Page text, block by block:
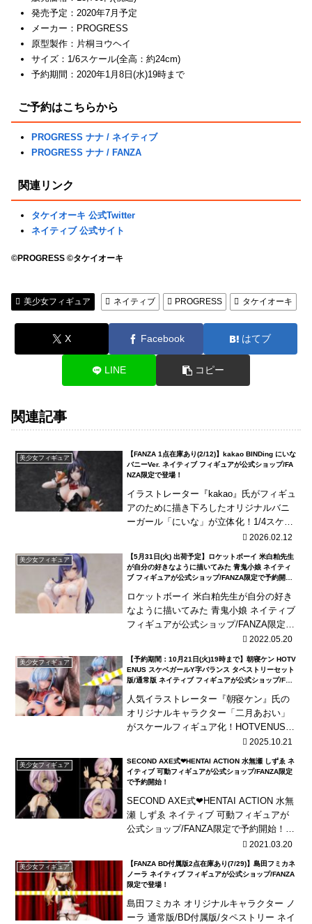
発売予定：2020年7月予定
メーカー：PROGRESS
原型製作：片桐ヨウヘイ
サイズ：1/6スケール(全高：約24cm)
予約期間：2020年1月8日(水)19時まで
ご予約はこちらから
PROGRESS ナナ / ネイティブ
PROGRESS ナナ / FANZA
関連リンク
タケイオーキ 公式Twitter
ネイティブ 公式サイト
©PROGRESS ©タケイオーキ
美少女フィギュア ネイティブ PROGRESS タケイオーキ
X Facebook はてブ
LINE コピー
関連記事
美少女フィギュア
【FANZA 1点在庫あり(2/12)】kakao BINDing にいな
バニーVer. ネイティブ フィギュアが公式ショップ/FA
NZA限定で登場！
イラストレーター『kakao』氏がフィギュ
アのために描き下ろしたオリジナルバニ
ーガール「にいな」が立体化！1/4スケー
ルのビッグサイズに布製網タイツを使
2026.02.12
美少女フィギュア
【5月31日(火) 出荷予定】ロケットボーイ 米白粕先生
が自分の好きなように描いてみた 青鬼小娘 ネイティ
ブ フィギュアが公式ショップ/FANZA限定で予約開
ロケットボーイ 米白粕先生が自分の好き
なように描いてみた 青鬼小娘 ネイティブ
フィギュアが公式ショップ/FANZA限定で
予約開始！ブラジャーはキャストオフ＋
いだパ...
2022.05.20
美少女フィギュア
【予約期間：10月21日(火)19時まで】朝寝ケン HOTV
ENUS スケベガールY字バランス タペストリーセット
版/通常版 ネイティブ フィギュアが公式ショップ/FAN
人気イラストレーター『朝寝ケン』氏の
オリジナルキャラクター「二月あおい」
がスケールフィギュア化！HOTVENUS史
上最多の差分パーツが付属する豪華仕
2025.10.21
美少女フィギュア
SECOND AXE式❤HENTAI ACTION 水無瀬 しずゑ ネ
イティブ 可動フィギュアが公式ショップ/FANZA限定
で予約開始！
SECOND AXE式❤HENTAI ACTION 水無
瀬 しずゑ ネイティブ 可動フィギュアが
公式ショップ/FANZA限定で予約開始！ア
へ顔を含む5種の表情パーツに、可動おっ
2021.03.20
美少女フィギュア
【FANZA BD付属版2点在庫あり(7/29)】島田フミカネ
ノーラ ネイティブ フィギュアが公式ショップ/FANZA
限定で登場！
島田フミカネ オリジナルキャラクター ノ
ーラ 通常版/BD付属版/タペストリー ネイ